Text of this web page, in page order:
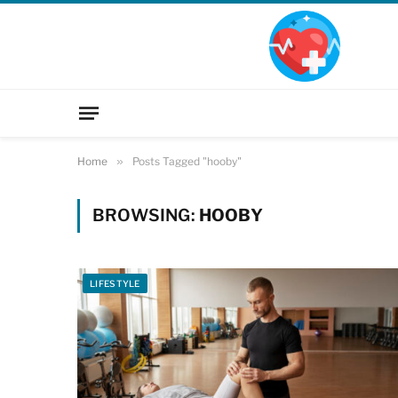
Home » Posts Tagged "hooby"
BROWSING: HOOBY
LIFESTYLE